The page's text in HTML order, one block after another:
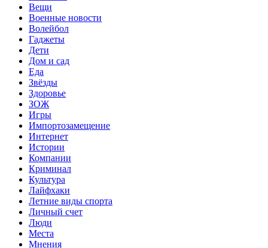
Вещи
Военные новости
Волейбол
Гаджеты
Дети
Дом и сад
Еда
Звёзды
Здоровье
ЗОЖ
Игры
Импортозамещение
Интернет
Истории
Компании
Криминал
Культура
Лайфхаки
Летние виды спорта
Личный счет
Люди
Места
Мнения